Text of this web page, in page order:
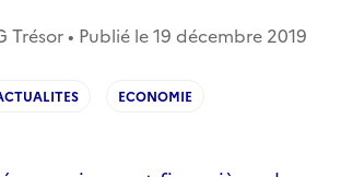
Trésor • Publié le19 décembre 2019
ECONOMIE